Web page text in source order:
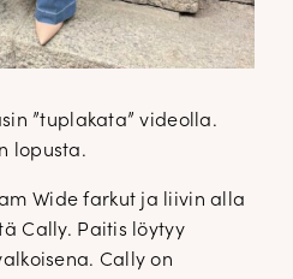
”tuplakata” videolla.
lopusta.
Wide farkut ja liivin alla
Cally. Paitis löytyy
Cally on